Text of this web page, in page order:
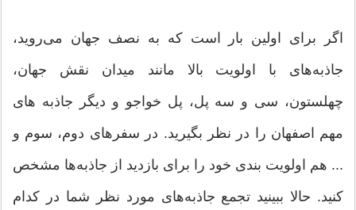
اگر برای اولین بار است که به نصف جهان می‌روید،
جاذبه‌های با اولویت بالا مانند میدان نقش جهان،
چهلستون، سی و سه پل، پل خواجو و دیگر جاذبه های
مهم اصفهان را در نظر بگیرید. در سفرهای دوم، سوم و
... هم اولویت بندی خود را برای بازدید از جاذبه‌ها مشخص
کنید. حالا ببینید تجمع جاذبه‌های مورد نظر شما در کدام